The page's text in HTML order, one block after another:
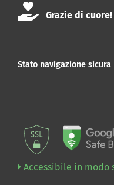
Grazie di cuore!
Stato navigazione sicura
Accessibile in modo